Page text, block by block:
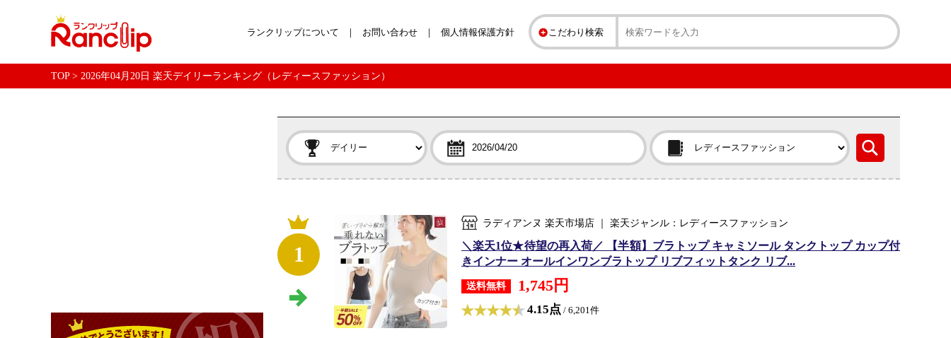
こだわり検索
ランクリップについて お問い合わせ 個人情報保護方針
TOP> 2026年04月20日 楽天デイリーランキング（レディースファッション）
1
ラディアンヌ 楽天市場店 ｜ 楽天ジャンル：レディースファッション
＼楽天1位★待望の再入荷／ 【半額】ブラトップ キャミソール タンクトップ カップ付
きインナー オールインワンブラトップ リブフィットタンク リブ...
送料無料 1,745円
4.15点 / 6,201件